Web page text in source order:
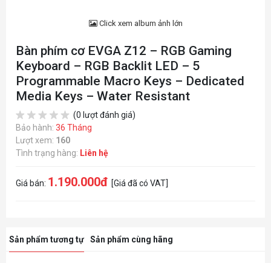
Click xem album ảnh lớn
Bàn phím cơ EVGA Z12 – RGB Gaming
Keyboard – RGB Backlit LED – 5
Programmable Macro Keys – Dedicated
Media Keys – Water Resistant
(0 lượt đánh giá)
Bảo hành: 36 Tháng
Lượt xem: 160
Tình trạng hàng: Liên hệ
Giá bán: 1.190.000đ [Giá đã có VAT]
Sản phẩm tương tự Sản phẩm cùng hãng